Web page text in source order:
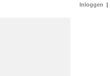
Inloggen |